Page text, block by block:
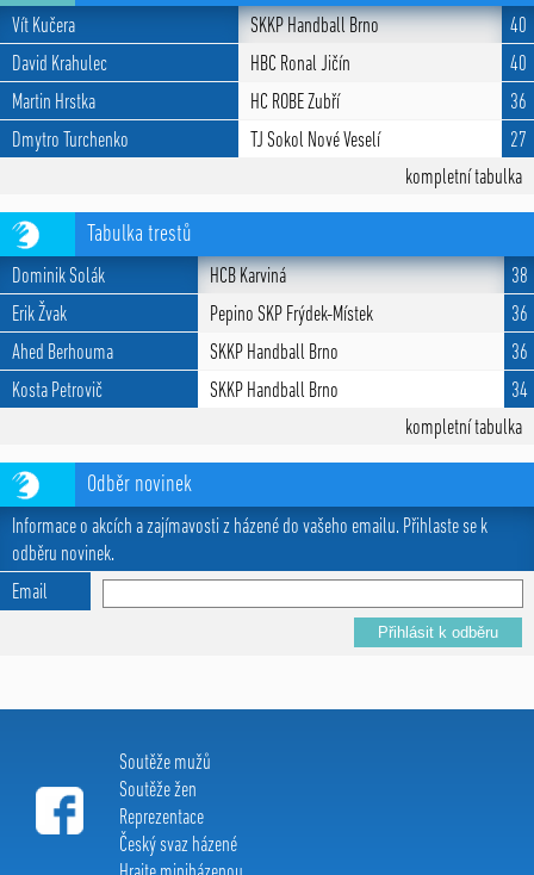
Vít Kučera SKKP Handball Brno
40
David Krahulec
HBC Ronal Jičín
40
Martin Hrstka
HC ROBE Zubří
36
Dmytro Turchenko
TJ Sokol Nové Veselí
27
kompletní tabulka
Tabulka trestů
Dominik Solák HCB Karviná
38
Erik Žvak
Pepino SKP Frýdek-Místek
36
Ahed Berhouma
SKKP Handball Brno
36
Kosta Petrovič
SKKP Handball Brno
34
kompletní tabulka
Odběr novinek
Informace o akcích a zajímavosti z házené do vašeho emailu. Přihlaste se k
odběru novinek.
Email
Soutěže mužů
Soutěže žen
Reprezentace
Český svaz házené